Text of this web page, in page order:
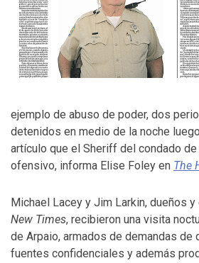
ejemplo de abuso de poder, dos
detenidos en medio de la noche
artículo que el Sheriff del condado
ofensivo, informa Elise Foley en The
Michael Lacey y Jim Larkin, dueños
New Times, recibieron una visita
de Arpaio, armados de demandas de
fuentes confidenciales y además